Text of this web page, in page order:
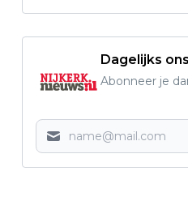
Dagelijks
Abonneer je